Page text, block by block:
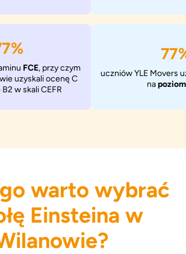
FCE, przy czym
uzyskali ocenę C
w skali CEFR
uczniów YLE Movers
na
warto wybrać
Einsteina w